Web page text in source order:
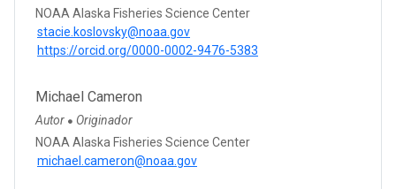
NOAA Alaska Fisheries Science Center
stacie.koslovsky@noaa.gov
https://orcid.org/0000-0002-9476-5383
Michael Cameron
Autor ● Originador
NOAA Alaska Fisheries Science Center
michael.cameron@noaa.gov